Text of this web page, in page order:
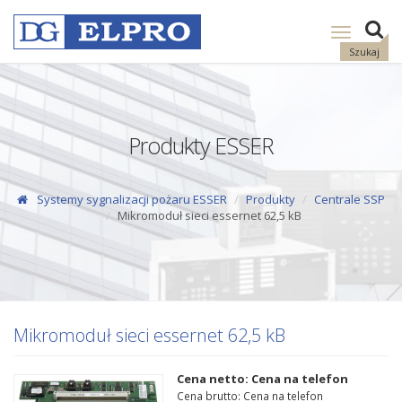
Szukaj
Pokaż
nawigację
Produkty ESSER
Systemy sygnalizacji pożaru ESSER Produkty
Centrale SSP
Mikromoduł sieci essernet 62,5 kB
Mikromoduł sieci essernet 62,5 kB
Cena netto: Cena na telefon
Cena brutto: Cena na telefon